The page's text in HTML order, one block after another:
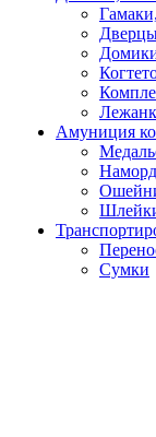
Амуниция
Сумки